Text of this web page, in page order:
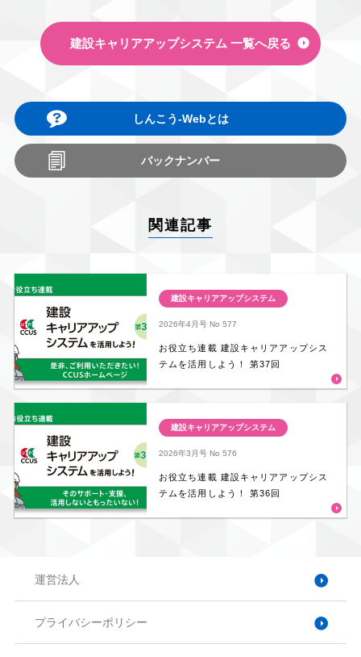
建設キャリアアップシステム 一覧へ戻る
しんこう-Webとは
バックナンバー
関連記事
建設キャリアアップシステム
2026年4月号No 577
お役立ち連載 建設キャリアアップシス
テムを活用しよう！ 第37回
建設キャリアアップシステム
2026年3月号No 576
お役立ち連載 建設キャリアアップシス
テムを活用しよう！ 第36回
運営法人
プライバシーポリシー